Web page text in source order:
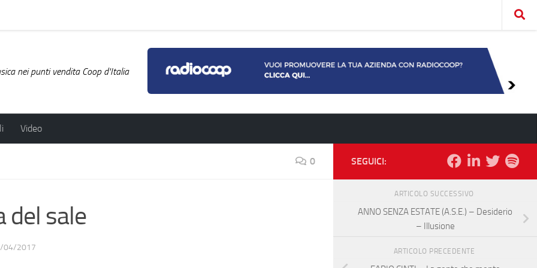
nei punti vendita Coop d'Italia
Video
0
del sale
04/2017
SEGUICI:
ARTICOLO SUCCESSIVO
ANNO SENZA ESTATE (A.S.E.) – Desiderio
– Illusione
ARTICOLO PRECEDENTE